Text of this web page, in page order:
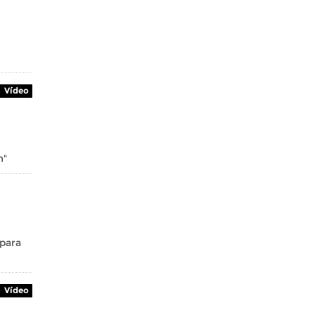
Vídeo
Vídeo